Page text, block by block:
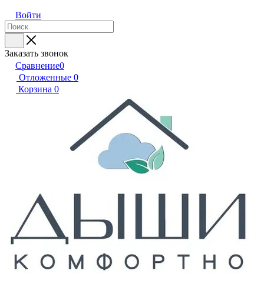
Войти
Заказать звонок
Сравнение0
Отложенные 0
Корзина 0